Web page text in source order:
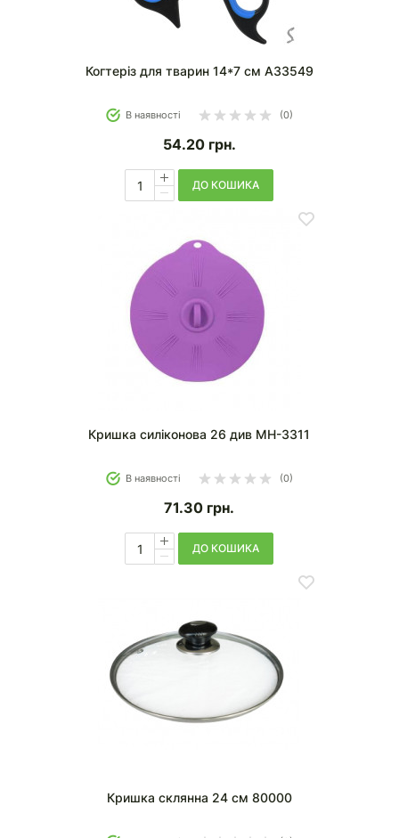
Когтеріз для тварин 14*7 см A33549
В наявності (0)
54.20 грн.
ДО КОШИКА
Кришка силіконова 26 див MH-3311
В наявності (0)
71.30 грн.
ДО КОШИКА
Кришка склянна 24 см 80000